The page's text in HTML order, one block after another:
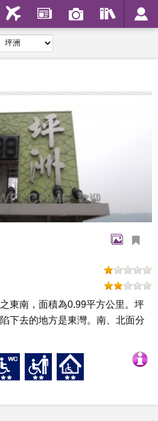
東南，面積為0.99平方公里。坪
下去的地方是東灣。南、北面分